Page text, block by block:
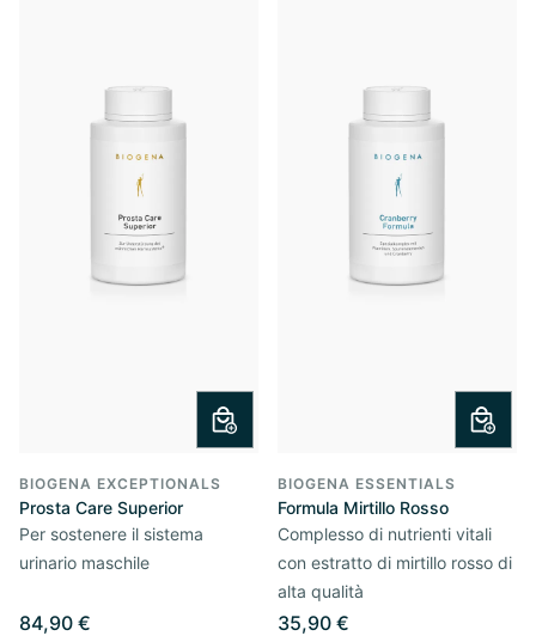
BIOGENA EXCEPTIONALS
Prosta Care Superior
Per sostenere il sistema
urinario maschile
84,90 €
BIOGENA ESSENTIALS
Formula Mirtillo Rosso
Complesso di nutrienti vitali
con estratto di mirtillo rosso di
alta qualità
35,90 €